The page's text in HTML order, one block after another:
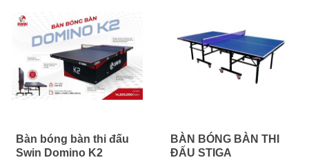
Bàn bóng bàn thi đấu
Swin Domino K2
BÀN BÓNG BÀN THI
ĐẤU STIGA